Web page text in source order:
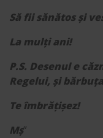
Să fii sănătos și
La mulți ani!
P.S. Desenul e
Regelui, și
Te îmbrățișez!
Mș”